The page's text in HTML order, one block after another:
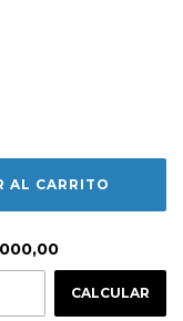
CAMBIAR CP
CALCULAR